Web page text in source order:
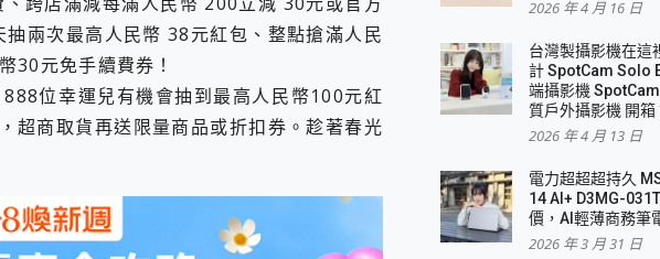
Edition 觸控AI筆電 開箱 評測
實測，realme 14 5G 遊戲戰鬥值爆表，效能x娛樂全都要！
機 三個設備充電一起搞定 ONPRO MagReact™ M3 3 in 1可攜摺疊無線充電器 開箱
放式耳掛耳機，無感配戴! 超穩超服貼，音質、通話也很優質
潮流攝影棚!
衣莉莎白 H1 Neo分子篩洗脫烘 AI 滾筒洗衣機
的家 MSI Nest Docking Station 掌機專屬擴充底座 開箱 評測
X200 Pro、vivo X200 就是這麼好拍
去聲器一鍵去除人聲 人聲 音樂分離 2024 消除人聲推薦
iToolab AnyGo 魔物獵人 Now飛人 ios教學 不出門也可以到處走
兩次最高人民幣 38元紅包、整點搶滿人民
30元免手續費券！
位幸運兒有機會抽到最高人民幣100元紅
超商取貨再送限量商品或折扣券。趁著春光
2026 年 4 月 16 日
台灣製攝影機在這
計 SpotCam Solo
端攝影機
質戶外攝影機 開箱
2026 年 4 月 13 日
電力超超超持久
14 AI+ D3MG-
價，AI輕薄商務筆
2026 年 3 月 31 日